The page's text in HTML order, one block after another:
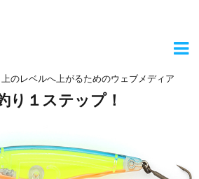
のレベルへ上がるためのウェブメディア
り１ステップ！